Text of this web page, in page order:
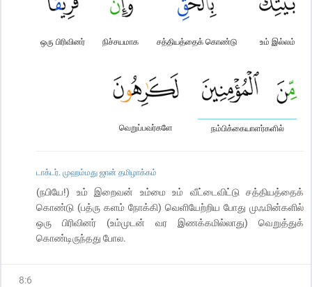
உம் இல்லம்
சத்தியத்தைக் கொண்டு
நிச்சயமாக
ஒரு பிரிவினர்
நம்பிக்கையாளர்களில்
வெறுப்பவர்களே
டாக்டர். முஹம்மது ஜான் தமிழாக்கம்
(நபியே!) உம் இறைவன் உம்மை உம் வீட்டைவிட்டு சத்தியத்தைக்
கொண்டு (பத்ரு களம் நோக்கி) வெளியேற்றிய போது முஃமின்களில்
ஒரு பிரிவினர் (உம்முடன் வர இணக்கமில்லாது) வெறுத்துக்
கொண்டிருந்தது போல.
8:6